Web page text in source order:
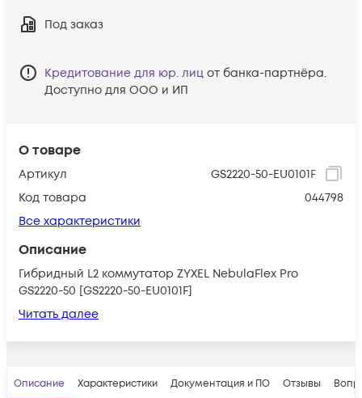
О товаре
Артикул
GS2220-50-EU0101F
Код товара
044798
Все характеристики
Описание
Гибридный L2 коммутатор ZYXEL NebulaFlex Pro
GS2220-50 [GS2220-50-EU0101F]
Читать далее
Под заказ
Кредитование для юр. лиц от банка-партнёра.
Доступно для ООО и ИП
Описание Характеристики Документация и ПО Отзывы